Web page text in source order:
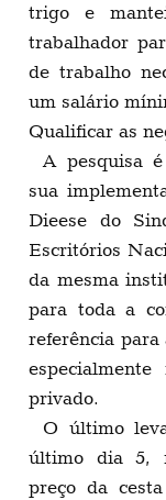
trigo e
trabalhador
de trabalho
um salário
Qualificar as
A pesquisa
sua
Dieese do
Escritórios
da mesma
para toda a
referência para
privado.
O último
último dia 5,
preço da